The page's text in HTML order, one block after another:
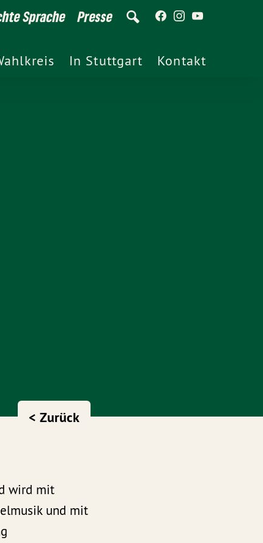
Sprache Presse
In Stuttgart Kontakt
< Zurück
wird mit
und mit